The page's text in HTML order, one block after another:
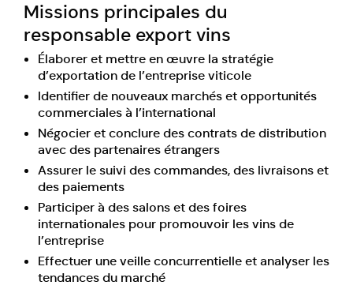
Missions principales du
responsable export vins
Élaborer et mettre en œuvre la stratégie
d’exportation de l’entreprise viticole
Identifier de nouveaux marchés et opportunités
commerciales à l’international
Négocier et conclure des contrats de distribution
avec des partenaires étrangers
Assurer le suivi des commandes, des livraisons et
des paiements
Participer à des salons et des foires
internationales pour promouvoir les vins de
l’entreprise
Effectuer une veille concurrentielle et analyser les
tendances du marché